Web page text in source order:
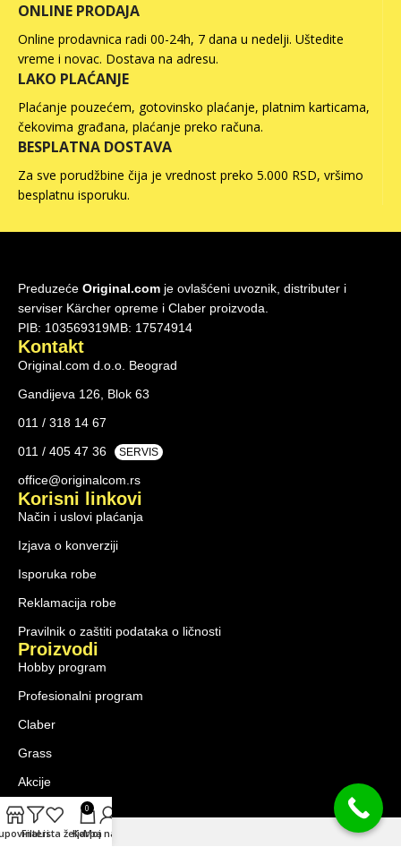
ONLINE PRODAJA
Online prodavnica radi 00-24h, 7 dana u nedelji. Uštedite
vreme i novac. Dostava na adresu.
LAKO PLAĆANJE
Plaćanje pouzećem, gotovinsko plaćanje, platnim karticama,
čekovima građana, plaćanje preko računa.
BESPLATNA DOSTAVA
Za sve porudžbine čija je vrednost preko 5.000 RSD, vršimo
besplatnu isporuku.
Preduzeće Original.com je ovlašćeni uvoznik, distributer i
serviser Kärcher opreme i Claber proizvoda.
PIB: 103569319MB: 17574914
Kontakt
Original.com d.o.o. Beograd
Gandijeva 126, Blok 63
011 / 318 14 67
011 / 405 47 36
SERVIS
office@originalcom.rs
Korisni linkovi
Način i uslovi plaćanja
Izjava o konverziji
Isporuka robe
Reklamacija robe
Pravilnik o zaštiti podataka o ličnosti
Proizvodi
Hobby program
Profesionalni program
Claber
Grass
Akcije
FilteriLista želja
0
Korpa
Moj nalog